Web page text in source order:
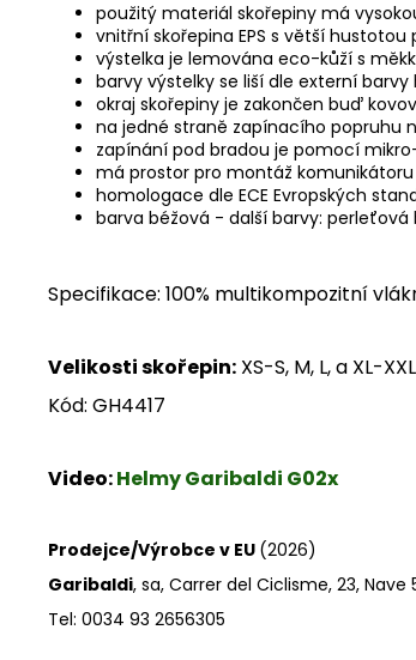
použitý materiál skořepiny má
vnitřní skořepina EPS s větší
výstelka je lemována eco-kůží s
barvy výstelky se liší dle externí barvy
okraj skořepiny je zakončen buď
na jedné straně zapínacího popruhu
zapínání pod bradou je pomocí
má prostor pro montáž komunikátoru
homologace dle ECE Evropských
barva béžová - další barvy:
Specifikace: 100% multikompozitní
Velikosti skořepin: XS-S, M, L, a XL-XXL
Kód: GH4417
Video:Helmy Garibaldi G02x
Prodejce/Výrobce v EU (2026)
Garibaldi, sa, Carrer del Ciclisme, 23,
Tel: 0034 93 2656305